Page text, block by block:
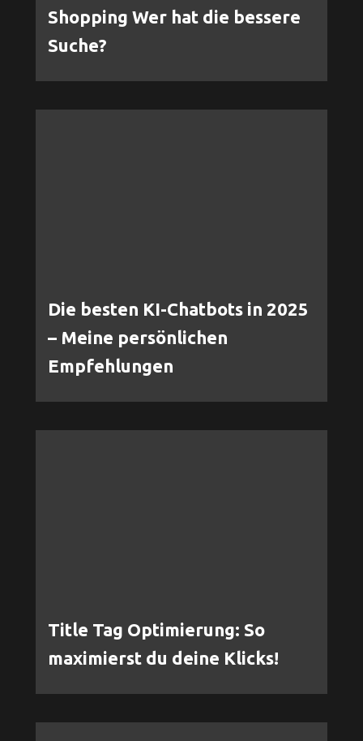
Shopping Wer hat die bessere
Suche?
Die besten KI-Chatbots in 2025
– Meine persönlichen
Empfehlungen
Title Tag Optimierung: So
maximierst du deine Klicks!